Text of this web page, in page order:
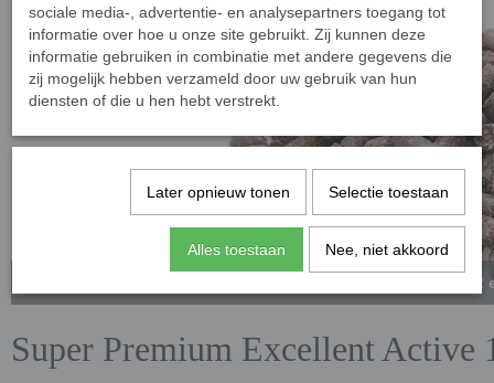
Niet leverbaar tussen 2
Super Premium Excellent Active
sociale media-, advertentie- en analysepartners toegang tot
informatie over hoe u onze site gebruikt. Zij kunnen deze
informatie gebruiken in combinatie met andere gegevens die
zij mogelijk hebben verzameld door uw gebruik van hun
diensten of die u hen hebt verstrekt.
Later opnieuw tonen Selectie toestaan
Alles toestaan Nee, niet akkoord